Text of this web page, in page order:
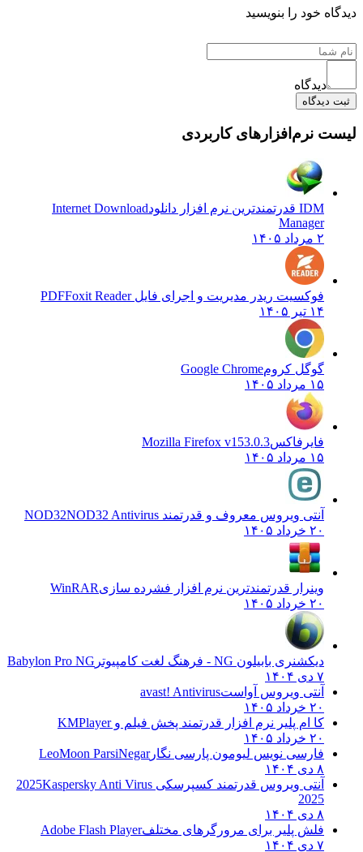
خود را بنویسید
دیدگاه
دیدگاه
نرم‌افزارهای کاربردی
IDM قدرتمندترین نرم افزار دانلود
Internet Download
Manager
فوکسیت ریدر مدیریت و اجرای فایل PDFFoxit Reader
گوگل کرومGoogle Chrome
فایرفاکسMozilla Firefox v153.0.3
آنتی ویروس معروف و قدرتمند NOD32 NOD32 Antivirus
وینرار قدرتمندترین نرم افزار فشرده سازیWinRAR
دیکشنری بابیلون NG - فرهنگ لغت کامپیوتر
Babylon Pro NG
آنتی ویروس آواست avast! Antivirus
کا ام پلیر نرم افزار قدرتمند پخش فیلم وKMPlayer
فارسی نویس لیومون پارسی نگار LeoMoon ParsiNegar
آنتی ویروس قدرتمند کسپرسکی 2025Kaspersky Anti Virus
2025
فلش پلیر برای مرورگرهای مختلفAdobe Flash Player